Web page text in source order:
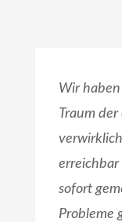
Wir
Traum
erreichbar
sofort
Probleme